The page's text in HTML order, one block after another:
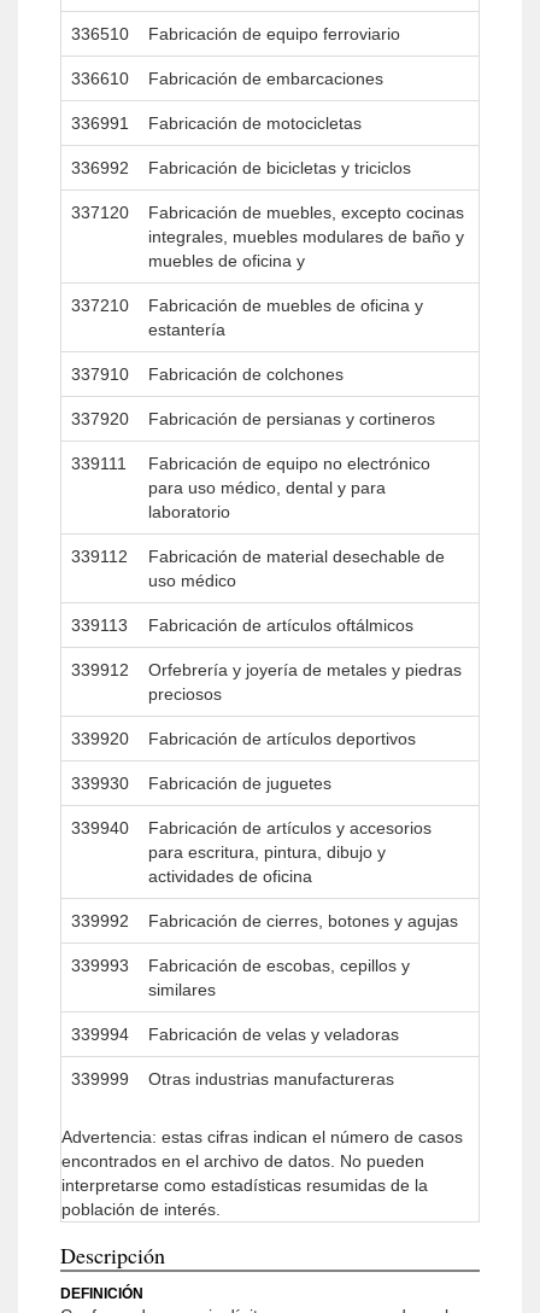
336510 Fabricación de equipo ferroviario
336610 Fabricación de embarcaciones
336991 Fabricación de motocicletas
336992 Fabricación de bicicletas y triciclos
337120
Fabricación de muebles, excepto cocinas
integrales, muebles modulares de baño y
muebles de oficina y
337210
Fabricación de muebles de oficina y
estantería
337910 Fabricación de colchones
337920 Fabricación de persianas y cortineros
339111
Fabricación de equipo no electrónico
para uso médico, dental y para
laboratorio
339112
Fabricación de material desechable de
uso médico
339113 Fabricación de artículos oftálmicos
339912
Orfebrería y joyería de metales y piedras
preciosos
339920 Fabricación de artículos deportivos
339930 Fabricación de juguetes
339940
Fabricación de artículos y accesorios
para escritura, pintura, dibujo y
actividades de oficina
339992 Fabricación de cierres, botones y agujas
339993
Fabricación de escobas, cepillos y
similares
339994 Fabricación de velas y veladoras
339999 Otras industrias manufactureras
Advertencia: estas cifras indican el número de casos
encontrados en el archivo de datos. No pueden
interpretarse como estadísticas resumidas de la
población de interés.
Descripción
DEFINICIÓN